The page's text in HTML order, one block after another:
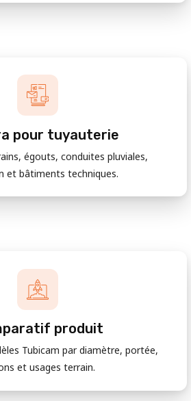
pour tuyauterie
égouts, conduites pluviales,
et bâtiments techniques.
produit
Tubicam par diamètre, portée,
et usages terrain.